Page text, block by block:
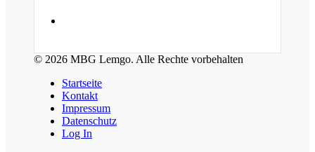
© 2026 MBG Lemgo. Alle Rechte vorbehalten
Startseite
Kontakt
Impressum
Datenschutz
Log In